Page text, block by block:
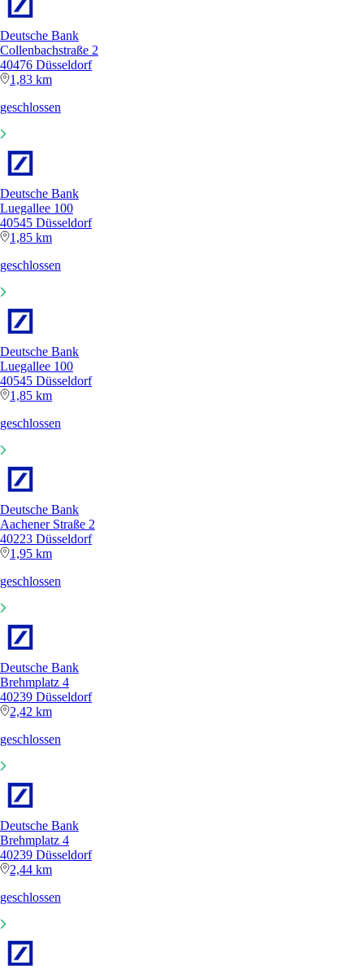
Deutsche Bank
Collenbachstraße 2
40476 Düsseldorf
1,83 km
geschlossen
Deutsche Bank
Luegallee 100
40545 Düsseldorf
1,85 km
geschlossen
Deutsche Bank
Luegallee 100
40545 Düsseldorf
1,85 km
geschlossen
Deutsche Bank
Aachener Straße 2
40223 Düsseldorf
1,95 km
geschlossen
Deutsche Bank
Brehmplatz 4
40239 Düsseldorf
2,42 km
geschlossen
Deutsche Bank
Brehmplatz 4
40239 Düsseldorf
2,44 km
geschlossen